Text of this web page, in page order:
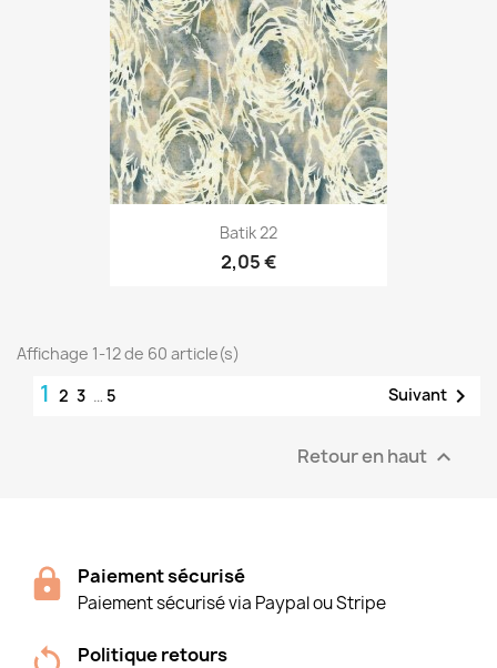
Batik 22
2,05 €
Affichage 1-12 de 60 article(s)
1 2 3 … 5 Suivant 
Retour en haut 
Paiement sécurisé
Paiement sécurisé via Paypal ou Stripe
Politique retours